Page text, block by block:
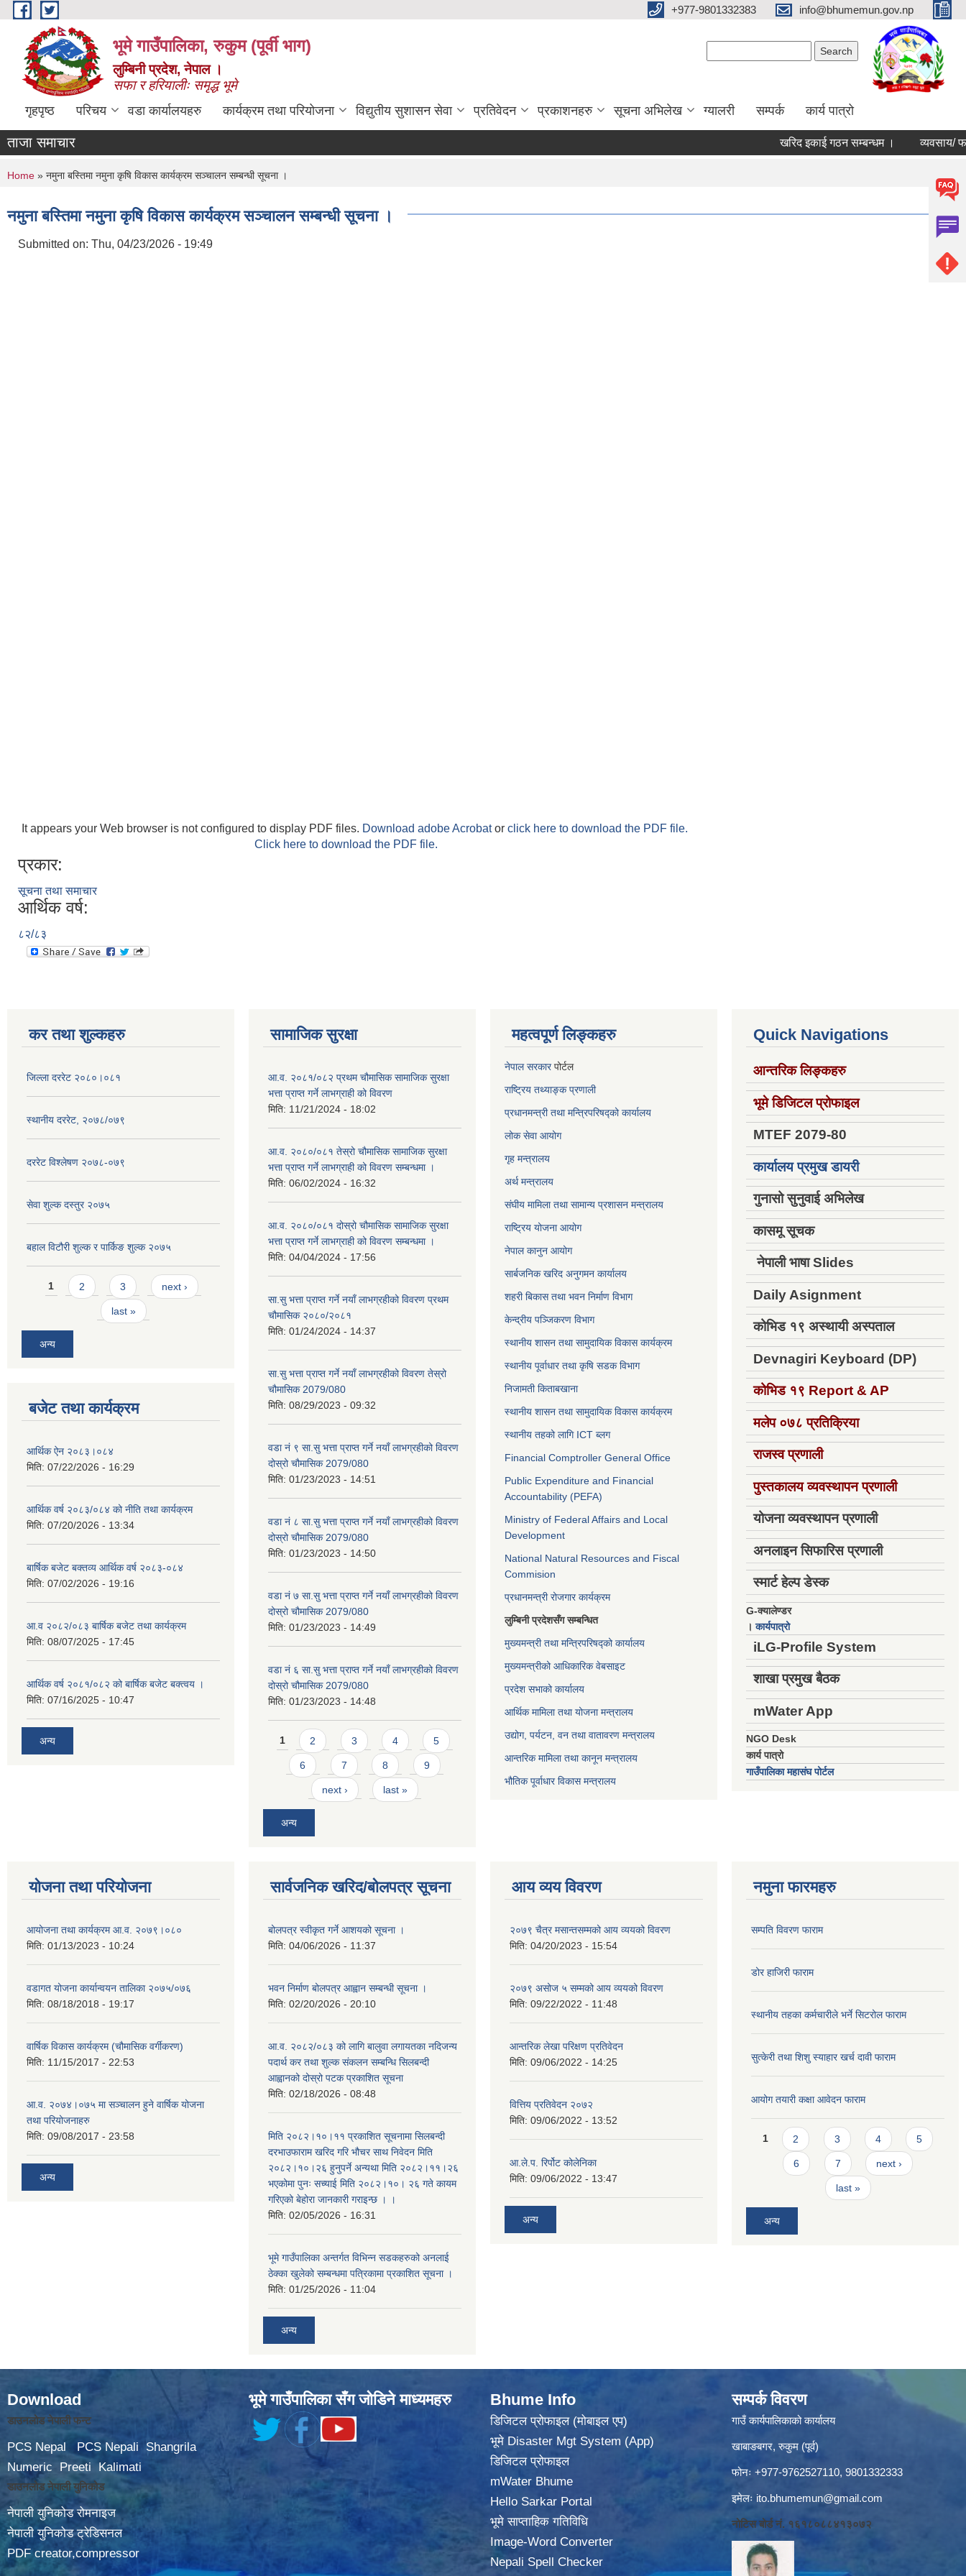
Skip to main content +977-9801332383 info@bhumemun.gov.np
भूमे गाउँपालिका, रुकुम (पूर्वी भाग)
लुम्बिनी प्रदेश, नेपाल ।
सफा र हरियालीः समृद्ध भूमे
गृहपृष्ठ परिचय वडा कार्यालयहरु कार्यक्रम तथा परियोजना विद्युतीय सुशासन सेवा प्रतिवेदन प्रकाशनहरु सूचना अभिलेख ग्यालरी सम्पर्क कार्य पात्रो
ताजा समाचार खरिद इकाई गठन सम्बन्धम । व्यवसाय/ फर्म/
You are here
Home » नमुना बस्तिमा नमुना कृषि विकास कार्यक्रम सञ्चालन सम्बन्धी सूचना ।
नमुना बस्तिमा नमुना कृषि विकास कार्यक्रम सञ्चालन सम्बन्धी सूचना ।
Submitted on: Thu, 04/23/2026 - 19:49
It appears your Web browser is not configured to display PDF files. Download adobe Acrobator click here to download the PDF file.
Click here to download the PDF file.
प्रकार:
सूचना तथा समाचार
आर्थिक वर्ष:
८२/८३
कर तथा शुल्कहरु
जिल्ला दररेट २०८०।०८१
स्थानीय दररेट, २०७८/०७९
दररेट विश्लेषण २०७८-०७९
सेवा शुल्क दस्तुर २०७५
बहाल विटौरी शुल्क र पार्किङ शुल्क २०७५
Pages
1 2 3 next ›
last »
अन्य
बजेट तथा कार्यक्रम
आर्थिक ऐन २०८३।०८४
मिति: 07/22/2026 - 16:29
आर्थिक वर्ष २०८३/०८४ को नीति तथा कार्यक्रम
मिति: 07/20/2026 - 13:34
बार्षिक बजेट बक्तव्य आर्थिक वर्ष २०८३-०८४
मिति: 07/02/2026 - 19:16
आ.व २०८२/०८३ बार्षिक बजेट तथा कार्यक्रम
मिति: 08/07/2025 - 17:45
आर्थिक वर्ष २०८१/०८२ को बार्षिक बजेट बक्त्वय ।
मिति: 07/16/2025 - 10:47
अन्य
सामाजिक सुरक्षा
आ.व. २०८१/०८२ प्रथम चौमासिक सामाजिक सुरक्षा
भत्ता प्राप्त गर्ने लाभग्राही को विवरण
मिति: 11/21/2024 - 18:02
आ.व. २०८०/०८१ तेस्रो चौमासिक सामाजिक सुरक्षा
भत्ता प्राप्त गर्ने लाभग्राही को विवरण सम्बन्धमा ।
मिति: 06/02/2024 - 16:32
आ.व. २०८०/०८१ दोस्रो चौमासिक सामाजिक सुरक्षा
भत्ता प्राप्त गर्ने लाभग्राही को विवरण सम्बन्धमा ।
मिति: 04/04/2024 - 17:56
सा.सु भत्ता प्राप्त गर्ने नयाँ लाभग्रहीको विवरण प्रथम
चौमासिक २०८०/२०८१
मिति: 01/24/2024 - 14:37
सा.सु भत्ता प्राप्त गर्ने नयाँ लाभग्रहीको विवरण तेस्रो
चौमासिक 2079/080
मिति: 08/29/2023 - 09:32
वडा नं ९ सा.सु भत्ता प्राप्त गर्ने नयाँ लाभग्रहीको विवरण
दोस्रो चौमासिक 2079/080
मिति: 01/23/2023 - 14:51
वडा नं ८ सा.सु भत्ता प्राप्त गर्ने नयाँ लाभग्रहीको विवरण
दोस्रो चौमासिक 2079/080
मिति: 01/23/2023 - 14:50
वडा नं ७ सा.सु भत्ता प्राप्त गर्ने नयाँ लाभग्रहीको विवरण
दोस्रो चौमासिक 2079/080
मिति: 01/23/2023 - 14:49
वडा नं ६ सा.सु भत्ता प्राप्त गर्ने नयाँ लाभग्रहीको विवरण
दोस्रो चौमासिक 2079/080
मिति: 01/23/2023 - 14:48
Pages
1 2 3 4 5
6 7 8 9
next › last »
अन्य
महत्वपूर्ण लिङ्कहरु
नेपाल सरकारपोर्टल
राष्ट्रिय तथ्याङ्क प्रणाली
प्रधानमन्त्री तथा मन्त्रिपरिषद्को कार्यालय
लोक सेवाआयोग
गृह मन्त्रालय
अर्थ मन्त्रालय
संघीय मामिला तथा सामान्य प्रशासन मन्त्रालय
राष्ट्रिय योजना आयोग
नेपाल कानुन आयोग
सार्बजनिक खरिद अनुगमन कार्यालय
शहरी बिकास तथा भवन निर्माण विभाग
केन्द्रीय पञ्जिकरण विभाग
स्थानीय शासन तथा सामुदायिक विकास कार्यक्रम
स्थानीय पूर्वाधार तथा कृषि सडक विभाग
निजामती किताबखाना
स्थानीय शासन तथा सामुदायिक विकास कार्यक्रम
स्थानीय तहको लागि ICT ब्लग
Financial Comptroller General Office
Public Expenditure and Financial
Accountability (PEFA)
Ministry of Federal Affairs and Local
Development
National Natural Resources and Fiscal
Commision
प्रधानमन्त्री रोजगार कार्यक्रम
लुम्बिनी प्रदेशसँग सम्बन्धित
मुख्यमन्त्री तथा मन्त्रिपरिषद्को कार्यालय
मुख्यमन्त्रीको आधिकारिक वेबसाइट
प्रदेश सभाको कार्यालय
आर्थिक मामिला तथा योजना मन्त्रालय
उद्योग, पर्यटन, वन तथा वातावरण मन्त्रालय
आन्तरिक मामिला तथा कानून मन्त्रालय
भौतिक पूर्वाधार विकास मन्त्रालय
Quick Navigations
आन्तरिक लिङ्कहरु
भूमे डिजिटल प्रोफाइल
MTEF 2079-80
कार्यालय प्रमुख डायरी
गुनासो सुनुवाई अभिलेख
कासमू सूचक
नेपाली भाषा Slides
Daily Asignment
कोभिड १९ अस्थायी अस्पताल
Devnagiri Keyboard (DP)
कोभिड १९ Report & AP
मलेप ०७८ प्रतिक्रिया
राजस्व प्रणाली
पुस्तकालय व्यवस्थापन प्रणाली
योजना व्यवस्थापन प्रणाली
अनलाइन सिफारिस प्रणाली
स्मार्ट हेल्प डेस्क
G-क्यालेण्डर
।कार्यपात्रो
iLG-Profile System
शाखा प्रमुख बैठक
mWater App
NGO Desk
कार्य पात्रो
गाउँपालिका महासंघ पोर्टल
योजना तथा परियोजना
आयोजना तथा कार्यक्रम आ.व. २०७९।०८०
मिति: 01/13/2023 - 10:24
वडागत योजना कार्यान्वयन तालिका २०७५/०७६
मिति: 08/18/2018 - 19:17
वार्षिक विकास कार्यक्रम (चौमासिक वर्गीकरण)
मिति: 11/15/2017 - 22:53
आ.व. २०७४।०७५ मा सञ्चालन हुने वार्षिक योजना
तथा परियोजनाहरु
मिति: 09/08/2017 - 23:58
अन्य
सार्वजनिक खरिद/बोलपत्र सूचना
बोलपत्र स्वीकृत गर्ने आशयको सूचना ।
मिति: 04/06/2026 - 11:37
भवन निर्माण बोलपत्र आह्वान सम्बन्धी सूचना ।
मिति: 02/20/2026 - 20:10
आ.व. २०८२/०८३ को लागि बालुवा लगायतका नदिजन्य
पदार्थ कर तथा शुल्क संकलन सम्बन्धि सिलबन्दी
आह्वानको दोस्रो पटक प्रकाशित सूचना
मिति: 02/18/2026 - 08:48
मिति २०८२।१०।११ प्रकाशित सूचनामा सिलबन्दी
दरभाउफाराम खरिद गरि भौचर साथ निवेदन मिति
२०८२।१०।२६ हुनुपर्ने अन्यथा मिति २०८२।११।२६
भएकोमा पुनः सच्याई मिति २०८२।१०। २६ गते कायम
गरिएको बेहोरा जानकारी गराइन्छ । ।
मिति: 02/05/2026 - 16:31
भूमे गाउँपालिका अन्तर्गत विभिन्न सडकहरुको अनलाई
ठेक्का खुलेको सम्बन्धमा पत्रिकामा प्रकाशित सूचना ।
मिति: 01/25/2026 - 11:04
अन्य
आय व्यय विवरण
२०७९ चैत्र मसान्तसम्मको आय व्ययको विवरण
मिति: 04/20/2023 - 15:54
२०७९ असोज ५ सम्मको आय व्ययको विवरण
मिति: 09/22/2022 - 11:48
आन्तरिक लेखा परिक्षण प्रतिवेदन
मिति: 09/06/2022 - 14:25
वित्तिय प्रतिवेदन २०७२
मिति: 09/06/2022 - 13:52
आ.ले.प. रिर्पोट कोलेनिका
मिति: 09/06/2022 - 13:47
अन्य
नमुना फारमहरु
सम्पति विवरण फाराम
डोर हाजिरी फाराम
स्थानीय तहका कर्मचारीले भर्ने सिटरोल फाराम
सुत्केरी तथा शिशु स्याहार खर्च दावी फाराम
आयोग तयारी कक्षा आवेदन फाराम
Pages
1 2 3 4 5
6 7 next ›
last »
अन्य
Download
डाउनलोड नेपाली फन्ट
PCS Nepal PCS Nepali
Shangrila
Numeric
Preeti Kalimati
डाउनलोड नेपाली युनिकोड
नेपाली युनिकोड रोमनाइज
नेपाली युनिकोड ट्रेडिसनल
PDF creator,compressor
भूमे गाउँपालिका सँग जोडिने माध्यमहरु Bhume Info
डिजिटल प्रोफाइल (मोबाइल एप)
भूमे Disaster Mgt System (App)
डिजिटल प्रोफाइल
mWater Bhume
Hello Sarkar Portal
भूमे साप्ताहिक गतिविधि
Image-Word Converter
Nepali Spell Checker
सम्पर्क विवरण
गाउँ कार्यपालिकाको कार्यालय
खाबाङबगर, रुकुम (पूर्व)
फोनः +977-9762527110, 9801332333
इमेलः ito.bhumemun@gmail.com
नोटिस बोर्ड नं. १६१८०८८४१३०७२